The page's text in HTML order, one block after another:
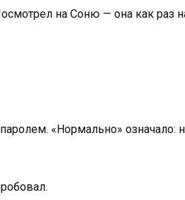
на Соню — она как раз
«Нормально» означало: